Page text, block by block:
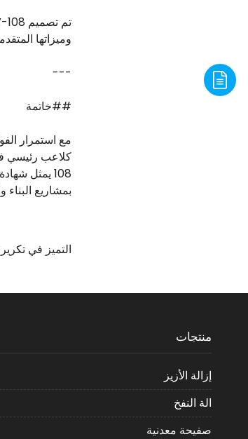
وميزاتها
---
##خاتمة
بمشاريع البناء
التميز في
منتجات
إزالة الأزيز
الة النفخ
صفيحة معدنية